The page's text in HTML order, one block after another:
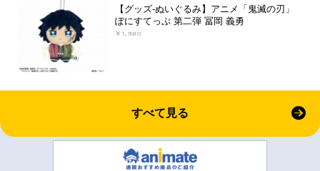
【グッズ-ぬいぐるみ】アニメ「鬼滅の刃」
ぽにすてっぷ 第二弾 冨岡 義勇
￥1,980
すべて見る